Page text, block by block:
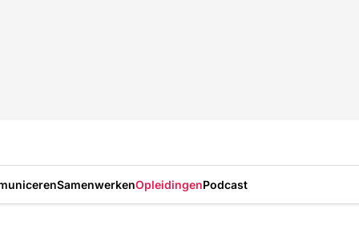
SamenwerkenOpleidingenPodcast